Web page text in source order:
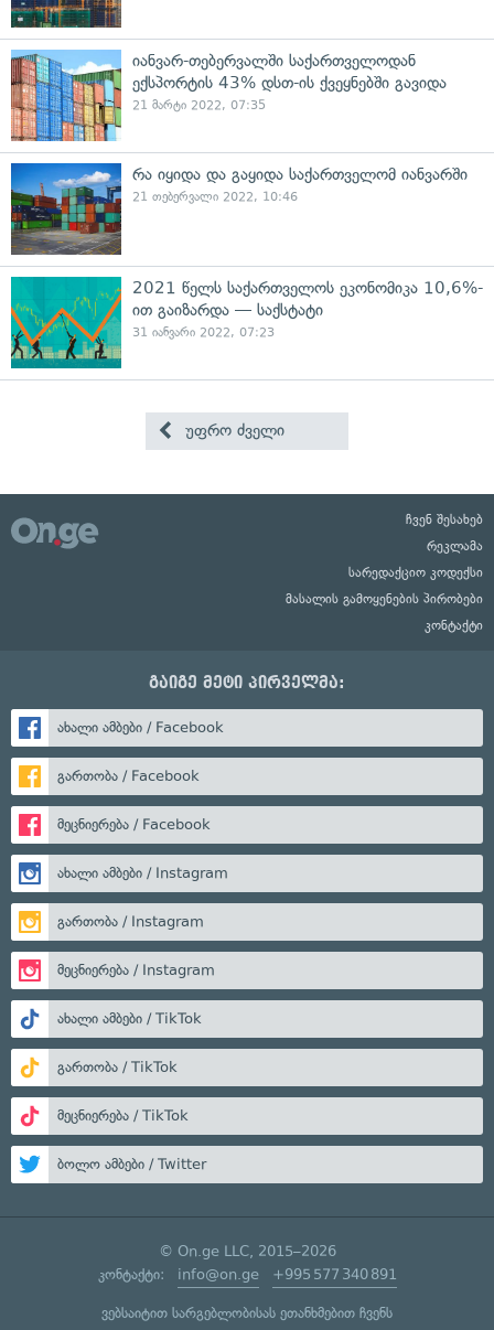
იანვარ-თებერვალში საქართველოდან
ექსპორტის 43% დსთ-ის ქვეყნებში გავიდა
21 მარტი 2022, 07:35
რა იყიდა და გაყიდა საქართველომ იანვარში
21 თებერვალი 2022, 10:46
2021 წელს საქართველოს ეკონომიკა 10,6%-
ით გაიზარდა — საქსტატი
31 იანვარი 2022, 07:23
უფრო ძველი
ჩვენ შესახებ
რეკლამა
სარედაქციო კოდექსი
მასალის გამოყენების პირობები
კონტაქტი
გაიგე მეტი პირველმა:
ახალი ამბები / Facebook
გართობა / Facebook
მეცნიერება / Facebook
ახალი ამბები / Instagram
გართობა / Instagram
მეცნიერება / Instagram
ახალი ამბები / TikTok
გართობა / TikTok
მეცნიერება / TikTok
ბოლო ამბები / Twitter
© On.ge LLC, 2015–2026
კონტაქტი: info@on.ge +995 577 340 891
ვებსაიტით სარგებლობისას ეთანხმებით ჩვენს